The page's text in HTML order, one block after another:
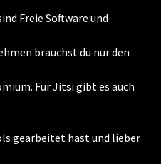
Freie Software und
brauchst du nur den
Für Jitsi gibt es auch
gearbeitet hast und lieber